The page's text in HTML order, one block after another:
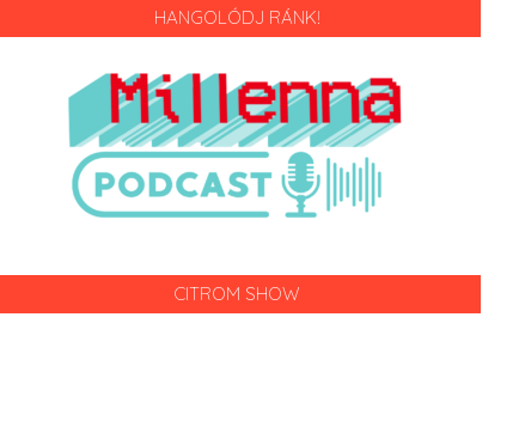
HANGOLÓDJ RÁNK!
CITROM SHOW